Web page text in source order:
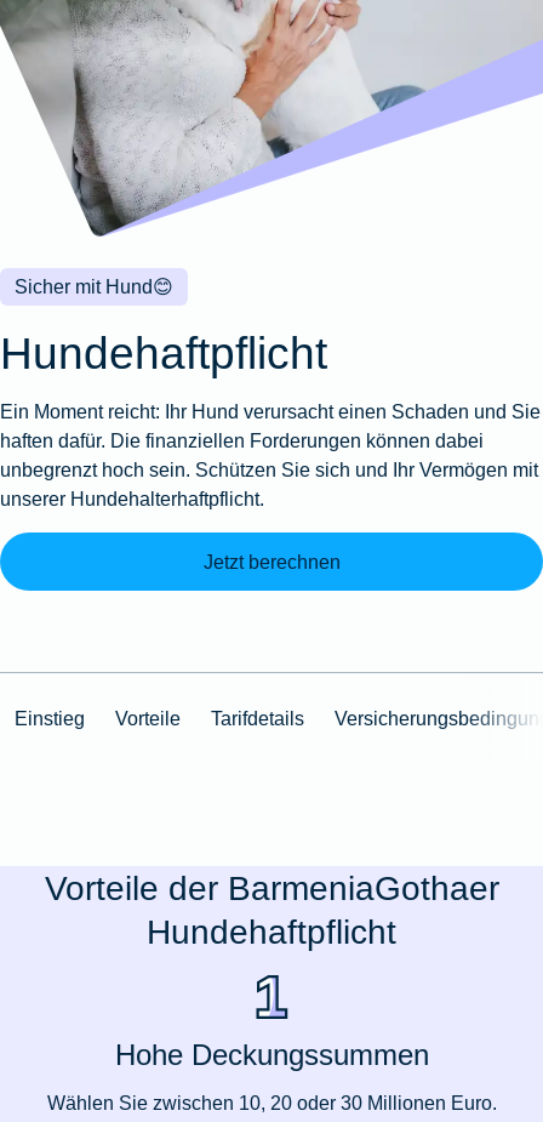
Wohnungsschutzbrief
Zur
Produktübersicht
Gewässerschadenhaftpflicht
Zur
Produktübersicht
Zur
Produktübersicht
Reisehaftpflichtversicherung
Reiserücktrittsversicherung
Zur
Produktübersicht
Zur
Produktübersicht
Zur
Produktübersicht
Zur
Produktübersicht
Montageversicherung
Zur
Produktübersicht
Gruppenunfall für
Betriebe
Gruppenunfall für
Vereine
Produktübersicht
Kunstversicherung
Ausstellungsversicherung
Valorenversicherung
Oldtimersammlungsversicherung
Zur
😊
Sicher mit Hund
Hundehaftpflicht
Ein Moment reicht: Ihr Hund verursacht einen Schaden und Sie
haften dafür. Die finanziellen Forderungen können dabei
unbegrenzt hoch sein. Schützen Sie sich und Ihr Vermögen mit
unserer Hundehalterhaftpflicht.
Jetzt berechnen
Einstieg Vorteile Tarifdetails
Vorteile der BarmeniaGothaer
Hundehaftpflicht
Hohe Deckungssummen
Wählen Sie zwischen 10, 20 oder 30 Millionen Euro.